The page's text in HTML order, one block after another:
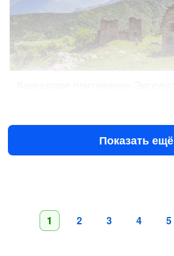
46 650 ₽за человека
Показать ещё
1 2 3 4 5